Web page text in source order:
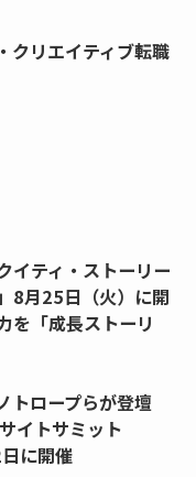
クリエイティブ転職
イティ・ストーリー
8月25日（火）に開
「成長ストーリ
トロープらが登壇
イトサミット
に開催